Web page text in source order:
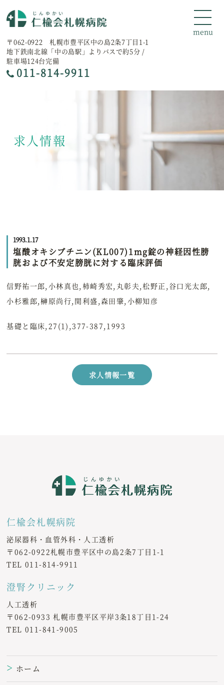
〒062-0922 札幌市豊平区中の島2条7丁目1-1
地下鉄南北線「中の島駅」よりバスで約5分 /
駐車場124台完備
011-814-9911
求人情報
1993.1.17
塩酸オキシブチニン(KL007)1mg錠の神経因性膀
胱および不安定膀胱に対する臨床評価
信野祐一郎,小林真也,柿崎秀宏,丸彰夫,松野正,谷口光太郎,
小杉雅郎,榊原尚行,関利盛,森田肇,小柳知彦
基礎と臨床,27(1),377-387,1993
求人情報一覧
仁楡会札幌病院
泌尿器科・血管外科・人工透析
〒062-0922札幌市豊平区中の島2条7丁目1-1
TEL011-814-9911
澄腎クリニック
人工透析
〒062-0933 札幌市豊平区平岸3条18丁目1-24
TEL011-841-9005
＞ ホーム